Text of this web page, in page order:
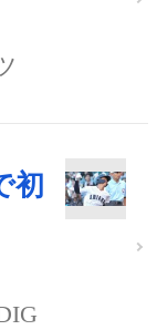
初